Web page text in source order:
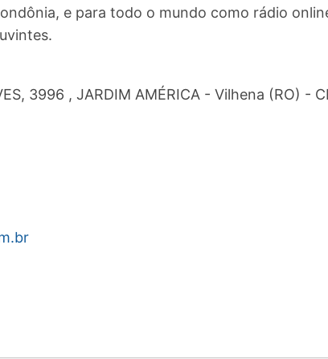
e para todo o mundo como rádio
3996 , JARDIM AMÉRICA - Vilhena (RO) -